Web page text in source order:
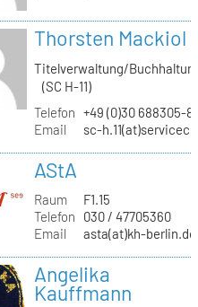
Thorsten Mackiol
Titelverwaltung/
(SC H-11)
Telefon +49 (0)30 688305-
Email
sc-
AStA
Raum
F1.15
Telefon
030 / 47705360
Email
asta(at)kh-berlin.de
Angelika
Kauffmann